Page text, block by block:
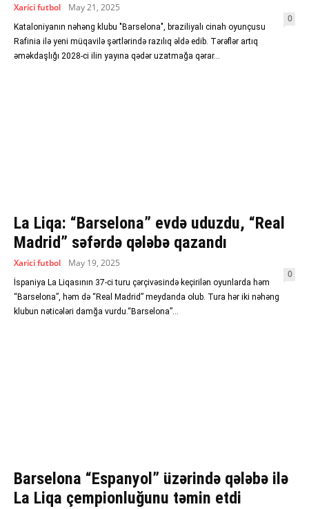
Xarici futbol
May 21, 2025
0
Kataloniyanın nəhəng klubu "Barselona", braziliyalı cinah oyunçusu
Rafinia ilə yeni müqavilə şərtlərində razılıq əldə edib. Tərəflər artıq
əməkdaşlığı 2028-ci ilin yayına qədər uzatmağa qərar...
La Liqa: “Barselona” evdə uduzdu, “Real
Madrid” səfərdə qələbə qazandı
Xarici futbol
May 19, 2025
0
İspaniya La Liqasının 37-ci turu çərçivəsində keçirilən oyunlarda həm
“Barselona”, həm də “Real Madrid” meydanda olub. Tura hər iki nəhəng
klubun nəticələri damğa vurdu.“Barselona”...
Barselona “Espanyol” üzərində qələbə ilə
La Liqa çempionluğunu təmin etdi